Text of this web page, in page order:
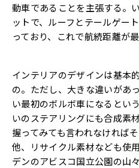
動車であることを主張する。
ットで、ルーフとテールゲー
っており、これで航続距離が
インテリアのデザインは基本
の。ただし、大きな違いがあ
い最初のボルボ車になるとい
いのステアリングにも合成素
握ってみても言われなければ
他、リサイクル素材なども使
デンのアビスコ国立公園の山